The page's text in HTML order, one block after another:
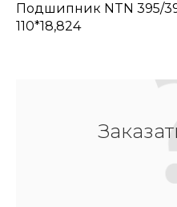
Подшипник NTN 395/
110*18,824